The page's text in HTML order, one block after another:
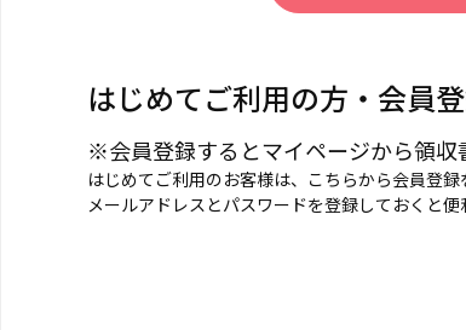
はじめてご利用の方・会員
※会員登録するとマイページから領収
はじめてご利用のお客様は、こちらから会員登録
メールアドレスとパスワードを登録しておくと便